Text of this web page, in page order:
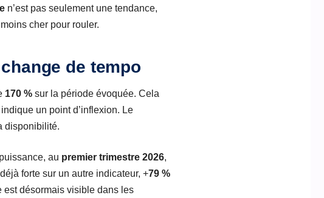
n’est pas seulement une tendance,
cher pour rouler.
de tempo
170 % sur la période évoquée. Cela
un point d’inflexion. Le
disponibilité.
au premier trimestre 2026,
forte sur un autre indicateur, +79 %
est désormais visible dans les